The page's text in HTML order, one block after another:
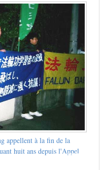
appellent à la fin de la
huit ans depuis l'Appel